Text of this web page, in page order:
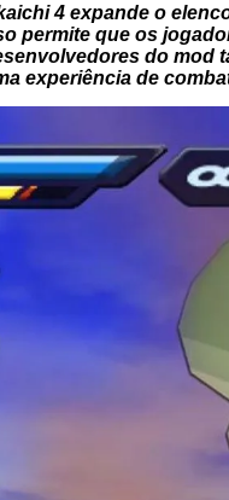
4 expande o
permite que os
do mod
experiência de